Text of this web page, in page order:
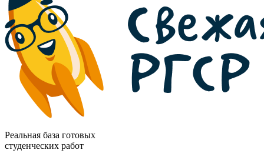
Реальная база готовых
студенческих работ